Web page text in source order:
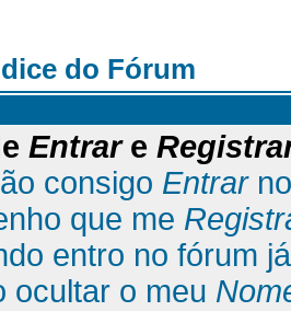
do Fórum
Entrare
consigo Entrar
que me
entro no fórum
ocultar o meu